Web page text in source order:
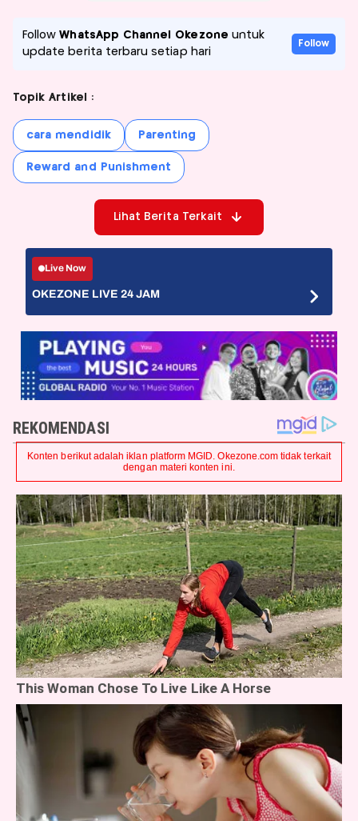
FollowWhatsApp Channel Okezone untuk
update berita terbaru setiap hari
Follow
Topik Artikel :
cara mendidik Parenting
Reward and Punishment
Lihat Berita Terkait
Live Now
OKEZONE LIVE 24 JAM